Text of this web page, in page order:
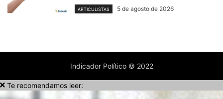
ARTICULISTAS 5 de agosto de 2026
Indicador Político © 2022
Te recomendamos leer: